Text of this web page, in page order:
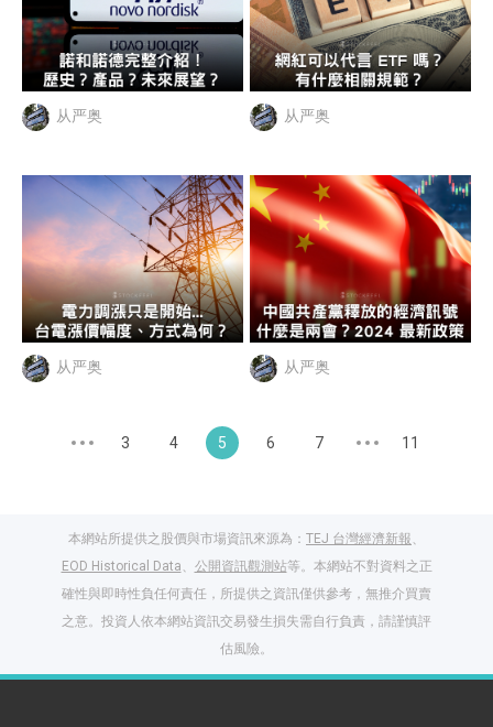
从严奥 从严奥
从严奥 从严奥
3 4 5 6 7 11
本網站所提供之股價與市場資訊來源為： TEJ 台灣經濟新報
EOD Historical Data
公開資訊觀測站等。本網站不對資料之正
確性與即時性負任何責任，所提供之資訊僅供參考，無推介買賣
之意。投資人依本網站資訊交易發生損失需自行負責，請謹慎評
估風險。